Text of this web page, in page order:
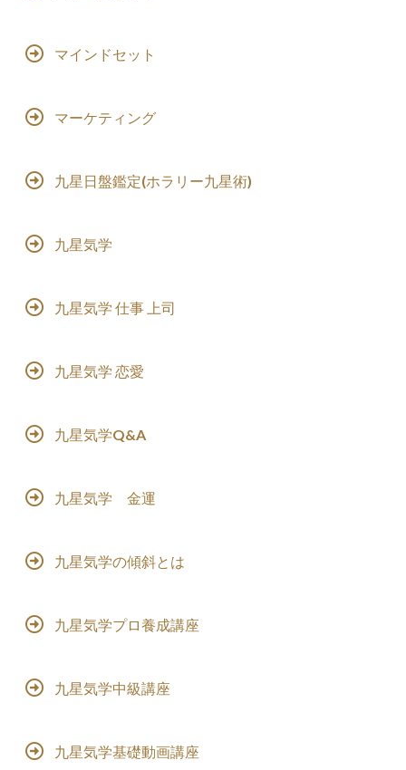
マインドセット
マーケティング
九星日盤鑑定(ホラリー九星術)
九星気学
九星気学 仕事 上司
九星気学 恋愛
九星気学Q&A
九星気学 金運
九星気学の傾斜とは
九星気学プロ養成講座
九星気学中級講座
九星気学基礎動画講座